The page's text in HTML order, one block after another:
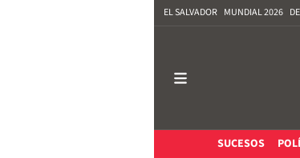
EL SALVADOR MUNDIAL 2026
SUCESOS